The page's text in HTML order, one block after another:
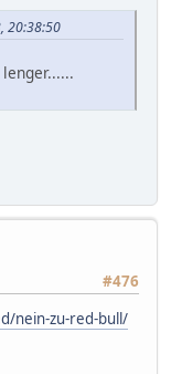
20:38:50
#476
nein-zu-red-bull/